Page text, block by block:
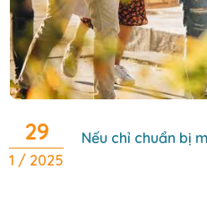
29
1 / 2025
Nếu chỉ chuẩn bị